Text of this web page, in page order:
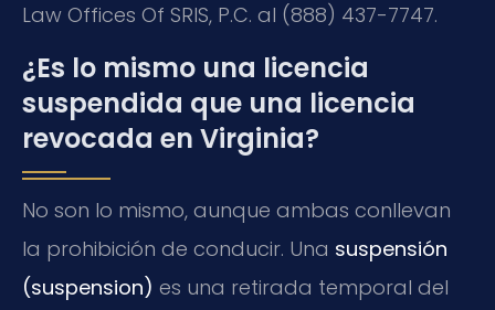
Law Offices Of SRIS, P.C. al (888) 437-7747.
¿Es lo mismo una licencia
suspendida que una licencia
revocada en Virginia?
No son lo mismo, aunque ambas conllevan
la prohibición de conducir. Una suspensión
(suspension) es una retirada temporal del